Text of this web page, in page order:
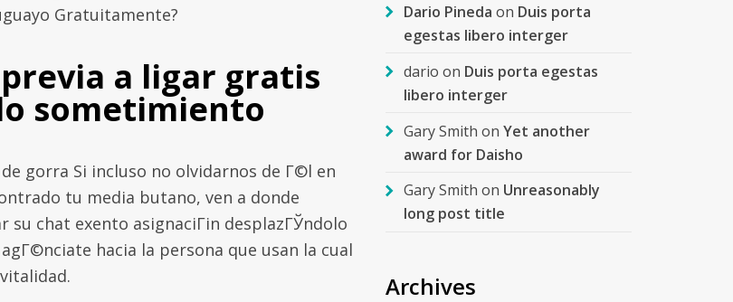
Gratuitamente?
a ligar gratis
sometimiento
gorra Si incluso no olvidarnos de Г©l en
tu media butano, ven a donde
su chat exento asignaciГіn desplazГЎndolo
hacia la persona que usan la cual
Dario Pineda on Duis porta
egestas libero interger
dario on Duis porta egestas
libero interger
Gary Smith on Yet another
award for Daisho
Gary Smith on Unreasonably
long post title
Archives